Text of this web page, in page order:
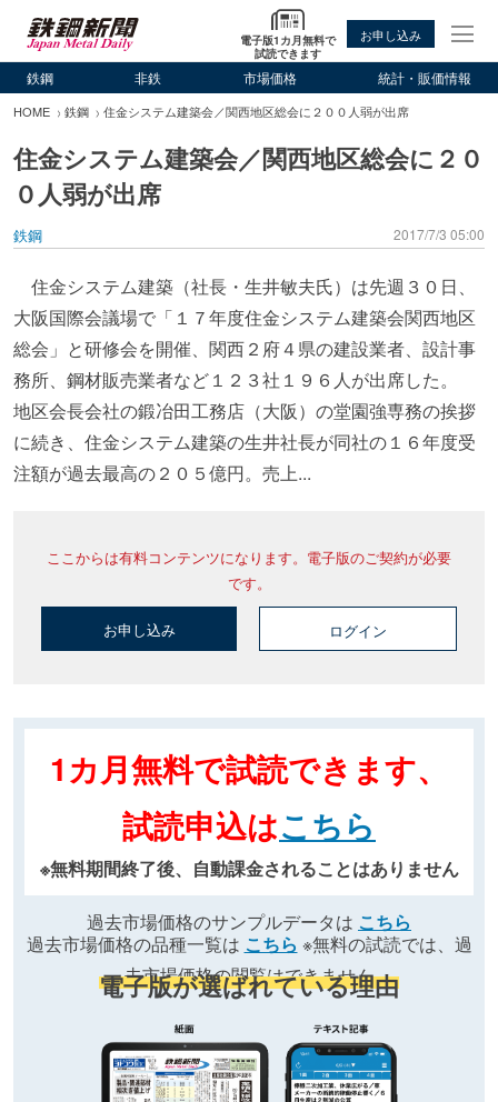
電子版1カ月無料で
試読できます
お申し込み
鉄鋼 非鉄 市場価格 統計・販価情報
HOME 鉄鋼 住金システム建築会／関西地区総会に２００人弱が出席
住金システム建築会／関西地区総会に２０
０人弱が出席
鉄鋼 2017/7/3 05:00
住金システム建築（社長・生井敏夫氏）は先週３０日、
大阪国際会議場で「１７年度住金システム建築会関西地区
総会」と研修会を開催、関西２府４県の建設業者、設計事
務所、鋼材販売業者など１２３社１９６人が出席した。
地区会長会社の鍛冶田工務店（大阪）の堂園強専務の挨拶
に続き、住金システム建築の生井社長が同社の１６年度受
注額が過去最高の２０５億円。売上...
ここからは有料コンテンツになります。電子版のご契約が必要
です。
お申し込み ログイン
1カ月無料で試読できます、
試読申込はこちら
※無料期間終了後、自動課金されることはありません
過去市場価格のサンプルデータは こちら
過去市場価格の品種一覧は こちら ※無料の試読では、過
去市場価格の閲覧はできません
電子版が選ばれている理由